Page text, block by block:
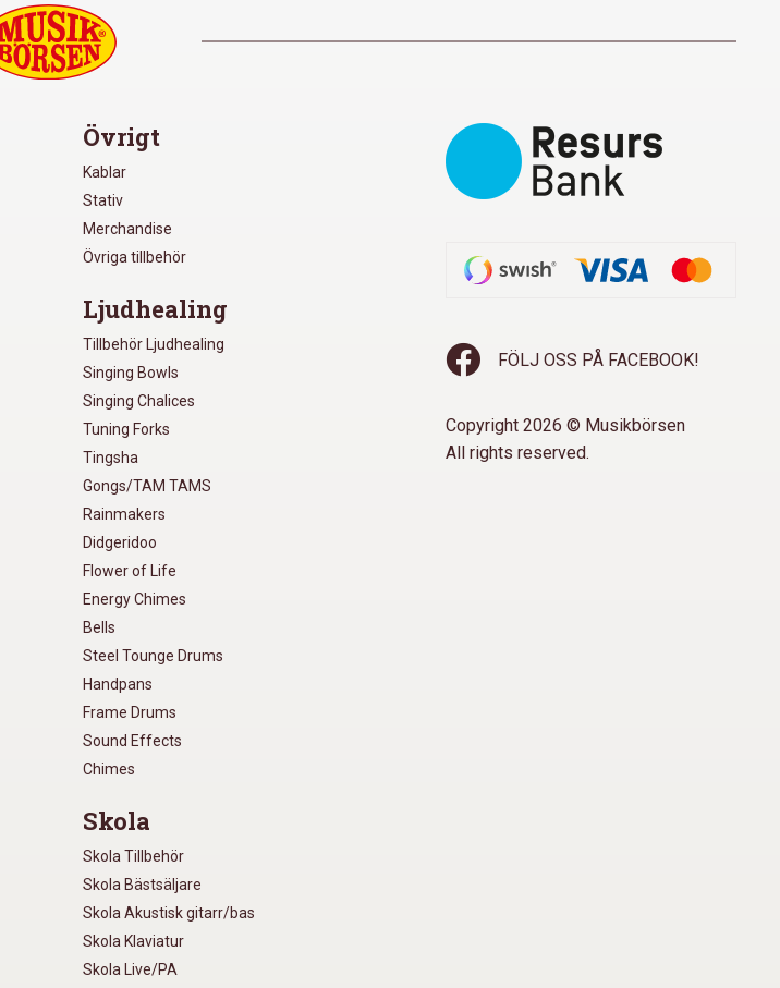
Övrigt
Kablar
Stativ
Merchandise
Övriga tillbehör
Ljudhealing
Tillbehör Ljudhealing
Singing Bowls
Singing Chalices
Tuning Forks
Tingsha
Gongs/TAM TAMS
Rainmakers
Didgeridoo
Flower of Life
Energy Chimes
Bells
Steel Tounge Drums
Handpans
Frame Drums
Sound Effects
Chimes
Skola
Skola Tillbehör
Skola Bästsäljare
Skola Akustisk gitarr/bas
Skola Klaviatur
Skola Live/PA
FÖLJ OSS PÅ FACEBOOK!
Copyright 2026 © Musikbörsen
All rights reserved.